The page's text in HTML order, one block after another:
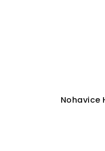
Nohavice